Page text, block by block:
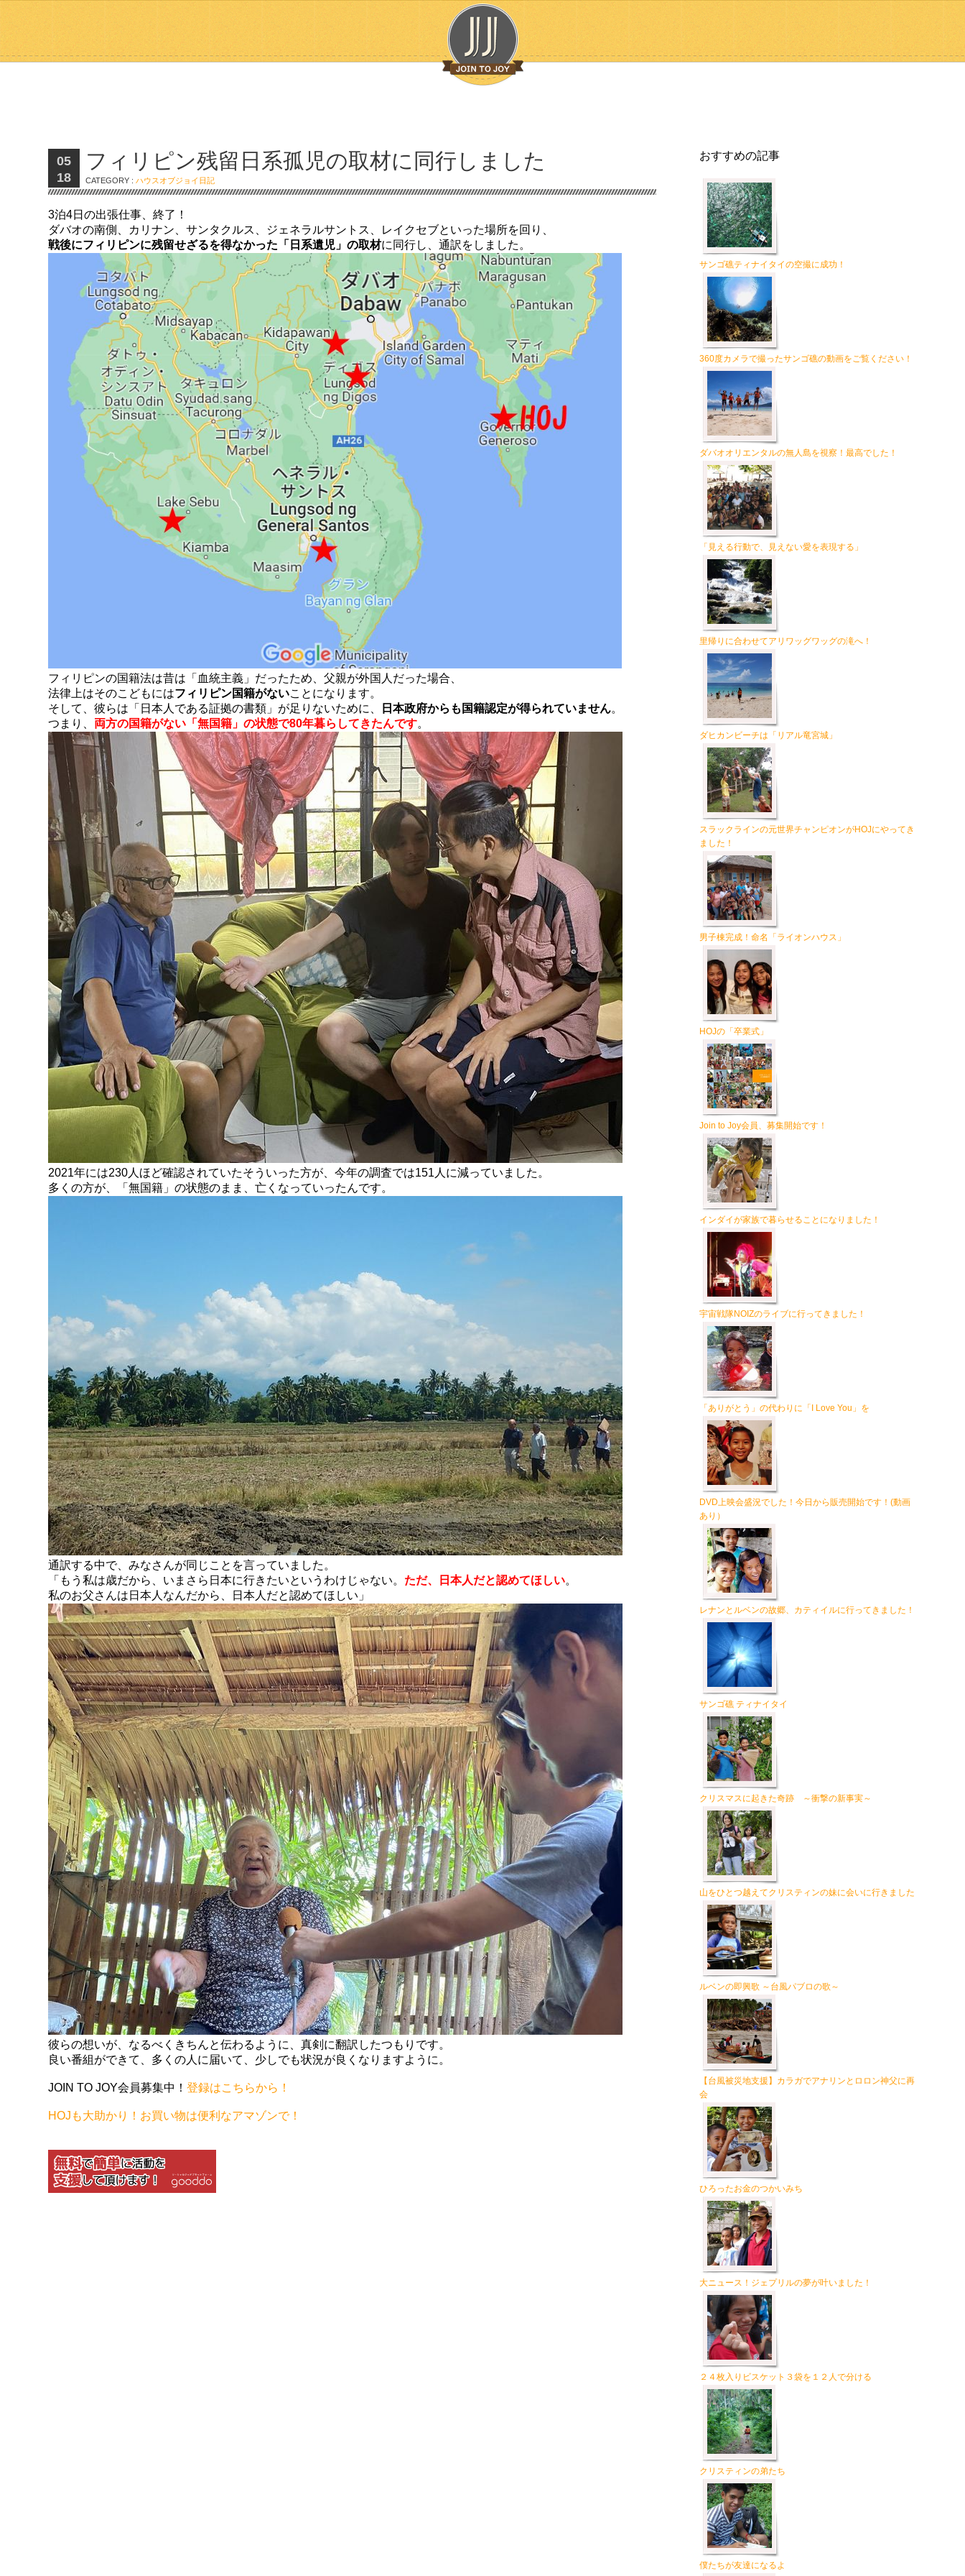
05
18
フィリピン残留日系孤児の取材に同行しました
CATEGORY :ハウスオブジョイ日記
3泊4日の出張仕事、終了！
ダバオの南側、カリナン、サンタクルス、ジェネラルサントス、レイクセブといった場所を回り、
戦後にフィリピンに残留せざるを得なかった「日系遺児」の取材に同行し、通訳をしました。
フィリピンの国籍法は昔は「血統主義」だったため、父親が外国人だった場合、
法律上はそのこどもにはフィリピン国籍がないことになります。
そして、彼らは「日本人である証拠の書類」が足りないために、
日本政府からも国籍認定が得られていません。
つまり、 両方の国籍がない「無国籍」の状態で80年暮らしてきたんです。
2021年には230人ほど確認されていたそういった方が、今年の調査では151人に減っていました。
多くの方が、「無国籍」の状態のまま、亡くなっていったんです。
通訳する中で、みなさんが同じことを言っていました。
「もう私は歳だから、いまさら日本に行きたいというわけじゃない。 ただ、日本人だと認めてほしい。
私のお父さんは日本人なんだから、日本人だと認めてほしい」
彼らの想いが、なるべくきちんと伝わるように、真剣に翻訳したつもりです。
良い番組ができて、多くの人に届いて、少しでも状況が良くなりますように。
JOIN TO JOY会員募集中！登録はこちらから！
HOJも大助かり！お買い物は便利なアマゾンで！
おすすめの記事
サンゴ礁ティナイタイの空撮に成功！
360度カメラで撮ったサンゴ礁の動画をご覧ください！
ダバオオリエンタルの無人島を視察！最高でした！
「見える行動で、見えない愛を表現する」
里帰りに合わせてアリワッグワッグの滝へ！
ダヒカンビーチは「リアル竜宮城」
スラックラインの元世界チャンピオンがHOJにやってき
ました！
男子棟完成！命名「ライオンハウス」
HOJの「卒業式」
Join to Joy会員、募集開始です！
インダイが家族で暮らせることになりました！
宇宙戦隊NOIZのライブに行ってきました！
「ありがとう」の代わりに「I Love You」を
DVD上映会盛況でした！今日から販売開始です！(動画
あり）
レナンとルベンの故郷、カティイルに行ってきました！
サンゴ礁 ティナイタイ
クリスマスに起きた奇跡 ～衝撃の新事実～
山をひとつ越えてクリスティンの妹に会いに行きました
ルベンの即興歌 ～台風パブロの歌～
【台風被災地支援】カラガでアナリンとロロン神父に再
会
ひろったお金のつかいみち
大ニュース！ジェプリルの夢が叶いました！
２４枚入りビスケット３袋を１２人で分ける
クリスティンの弟たち
僕たちが友達になるよ